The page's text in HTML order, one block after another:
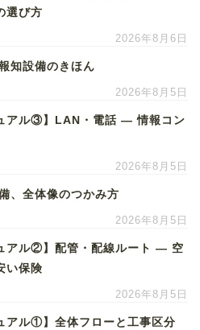
選び方
2026年8月6日
知設備のきほん
2026年8月5日
アル③】LAN・電話 ― 情報コン
2026年8月5日
、全体像のつかみ方
2026年8月5日
アル②】配管・配線ルート ― 空
い保険
2026年8月5日
アル①】全体フローと工事区分